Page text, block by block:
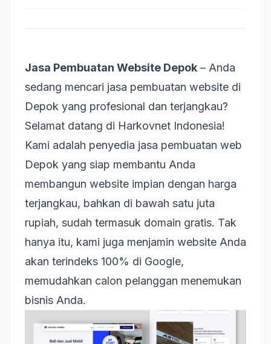
Jasa Pembuatan Website Depok – Anda
sedang mencari jasa pembuatan website di
Depok yang profesional dan terjangkau?
Selamat datang di Harkovnet Indonesia!
Kami adalah penyedia jasa pembuatan web
Depok yang siap membantu Anda
membangun website impian dengan harga
terjangkau, bahkan di bawah satu juta
rupiah, sudah termasuk domain gratis. Tak
hanya itu, kami juga menjamin website Anda
akan terindeks 100% di Google,
memudahkan calon pelanggan menemukan
bisnis Anda.